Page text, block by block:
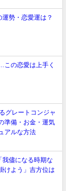
勢・恋愛運は？
この恋愛は上手く
グレートコンジャ
準備・お金・運気
アルな方法
我儘になる時期な
けよう」吉方位は